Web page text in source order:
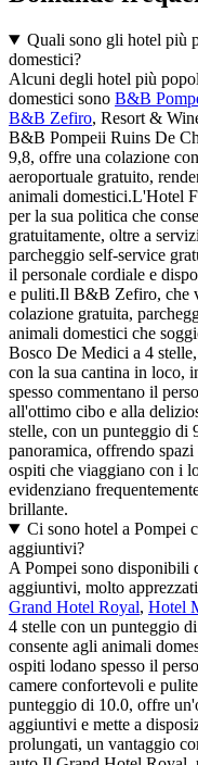
Quali sono gli hotel più
domestici?
Alcuni degli hotel più
domestici sono B&B
B&B Zefiro, Resort &
B&B Pompeii Ruins De
9,8, offre una colazione
aeroportuale gratuito,
animali domestici.L'Hotel
per la sua politica che
gratuitamente, oltre a
parcheggio self-service
il personale cordiale e
e puliti.Il B&B Zefiro, che
colazione gratuita,
animali domestici che
Bosco De Medici a 4
con la sua cantina in loco,
spesso commentano il
all'ottimo cibo e alla
stelle, con un punteggio di
panoramica, offrendo
ospiti che viaggiano con i
evidenziano
brillante.
Ci sono hotel a Pompei
aggiuntivi?
A Pompei sono disponibili
aggiuntivi, molto
Grand Hotel Royal, Hotel
4 stelle con un punteggio
consente agli animali
ospiti lodano spesso il
camere confortevoli e
punteggio di 10.0, offre
aggiuntivi e mette a
prolungati, un vantaggio